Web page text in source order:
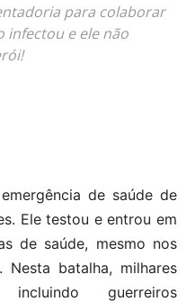
para colaborar
infectou e ele não
de saúde de
Ele testou e entrou em
de saúde, mesmo nos
Nesta batalha, milhares
guerreiros